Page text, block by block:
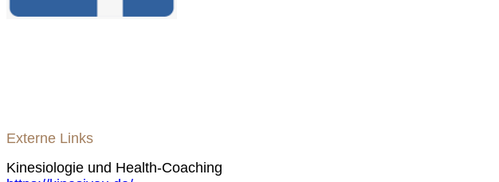
Externe Links
Kinesiologie und Health-Coaching